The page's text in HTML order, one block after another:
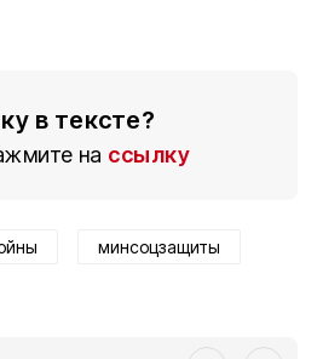
в тексте?
на ссылку
минсоцзащиты